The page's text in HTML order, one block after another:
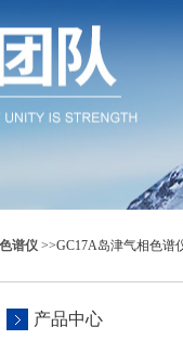
谱仪 >>GC17A岛津气相色谱
产品中心